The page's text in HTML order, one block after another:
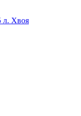
л. Хвоя